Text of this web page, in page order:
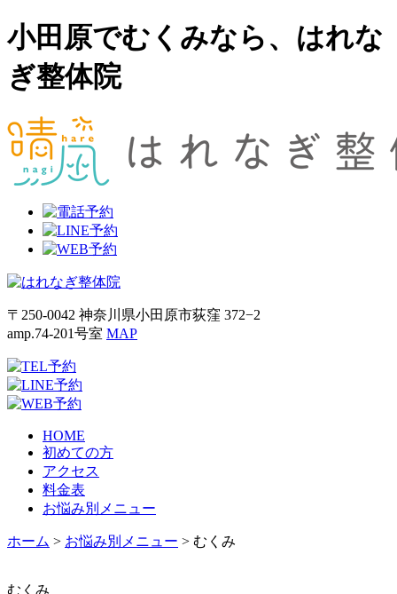
小田原でむくみなら、はれな
ぎ整体院
〒250-0042 神奈川県小田原市荻窪 372−2
amp.74-201号室 MAP
HOME
初めての方
アクセス
料金表
お悩み別メニュー
ホーム > お悩み別メニュー > むくみ
むくみ